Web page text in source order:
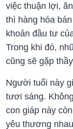
việc thuận lợi,
thì hàng hóa
khoản đầu tư
Trong khi đó,
cũng sẽ gặp
Người tuổi này
tươi sáng.
con giáp này
yêu thương